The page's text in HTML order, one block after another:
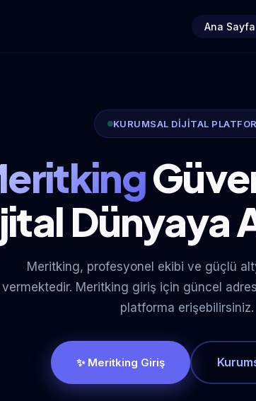
Ana Sayfa
KURUMSAL DİJİTAL
Dünyaya
Meritking, profesyonel ekibi ve güçlü
vermektedir. Meritking giriş için güncel
platforma erişebilirsiniz.
✨ Meritking Giriş